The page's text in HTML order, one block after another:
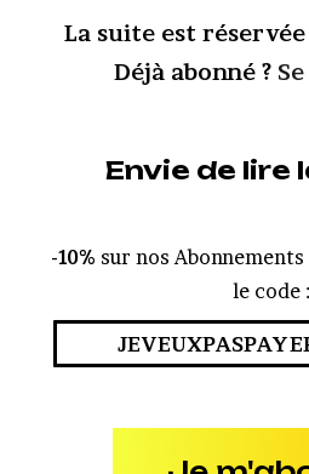
La suite est réservée
Déjà abonné ?
Envie de lire
-10% sur nos
le code :